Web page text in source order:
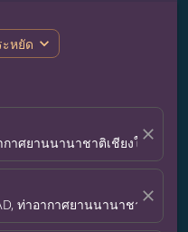
หยัด expand_more
กาศยานนานาชาติเชียงใหม่
close
ท่าอากาศยานนานาชาติดัลเลส
close